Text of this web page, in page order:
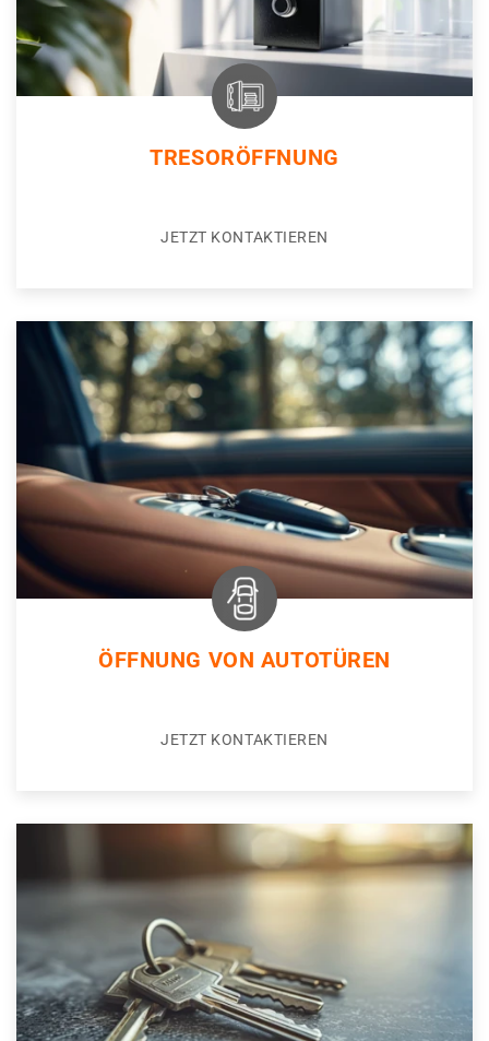
TRESORÖFFNUNG
JETZT KONTAKTIEREN
ÖFFNUNG VON AUTOTÜREN
JETZT KONTAKTIEREN